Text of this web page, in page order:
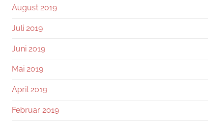
August 2019
Juli 2019
Juni 2019
Mai 2019
April 2019
Februar 2019